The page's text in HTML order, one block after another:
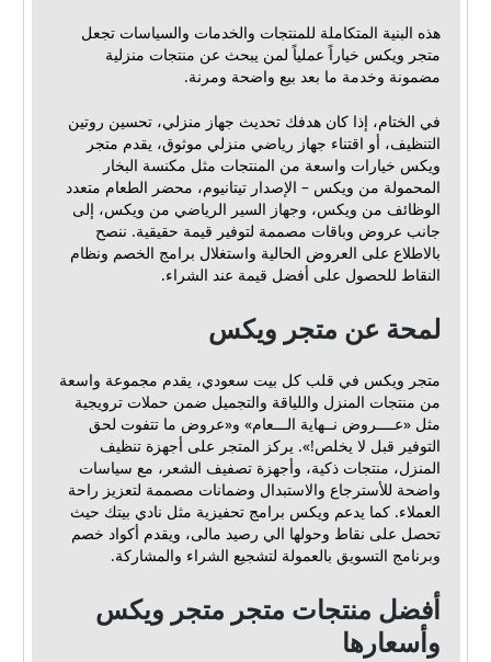
هذه البنية المتكاملة للمنتجات والخدمات والسياسات تجعل
متجر ويكس خياراً عملياً لمن يبحث عن منتجات منزلية
مضمونة وخدمة ما بعد بيع واضحة ومرنة.
في الختام، إذا كان هدفك تحديث جهاز منزلي، تحسين روتين
التنظيف، أو اقتناء جهاز رياضي منزلي موثوق، يقدم متجر
ويكس خيارات واسعة من المنتجات مثل مكنسة البخار
المحمولة من ويكس – الإصدار تيتانيوم، محضر الطعام متعدد
الوظائف من ويكس، وجهاز السير الرياضي من ويكس، إلى
جانب عروض وباقات مصممة لتوفير قيمة حقيقية. ننصح
بالاطلاع على العروض الحالية واستغلال برامج الخصم ونظام
النقاط للحصول على أفضل قيمة عند الشراء.
لمحة عن متجر ويكس
متجر ويكس في قلب كل بيت سعودي، يقدم مجموعة واسعة
من منتجات المنزل واللياقة والتجميل ضمن حملات ترويجية
مثل «عــــروض نــهاية الـــعام» و«عروض ما تتفوت لحق
التوفير قبل لا يخلص!». يركز المتجر على أجهزة تنظيف
المنزل، منتجات ذكية، وأجهزة تصفيف الشعر، مع سياسات
واضحة للأسترجاع والاستبدال وضمانات مصممة لتعزيز راحة
العملاء. كما يدعم ويكس برامج تحفيزية مثل نادي بيتك حيث
تحصل على نقاط وحولها الي رصيد مالى، ويقدم أكواد خصم
وبرنامج التسويق بالعمولة لتشجيع الشراء والمشاركة.
أفضل منتجات متجر متجر ويكس
وأسعارها